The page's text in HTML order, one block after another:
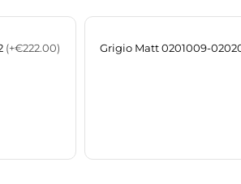
(+€222.00) Grigio Matt 0201009-